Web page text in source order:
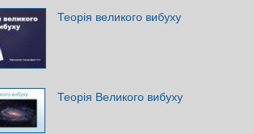
Теорія великого вибуху
Теорія Великого вибуху